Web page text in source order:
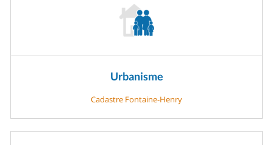
Urbanisme
Cadastre Fontaine-Henry